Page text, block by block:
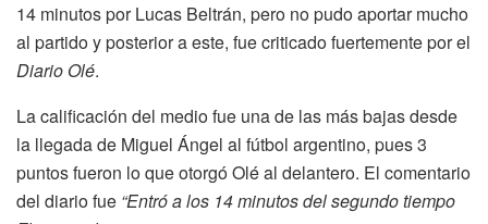
14 minutos por Lucas Beltrán, pero no pudo aportar mucho
al partido y posterior a este, fue criticado fuertemente por el
Diario Olé.
La calificación del medio fue una de las más bajas desde
la llegada de Miguel Ángel al fútbol argentino, pues 3
puntos fueron lo que otorgó Olé al delantero. El comentario
del diario fue “Entró a los 14 minutos del segundo tiempo